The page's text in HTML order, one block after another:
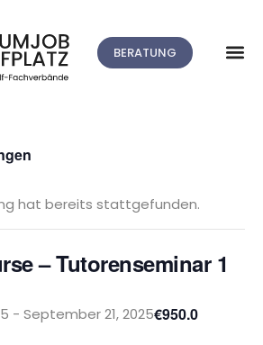
BERATUNG
hat bereits stattgefunden.
– Tutorenseminar 1
- September 21, 2025€950.0